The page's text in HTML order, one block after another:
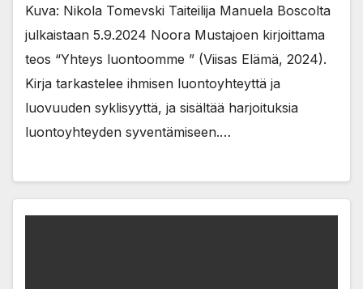
Kuva: Nikola Tomevski Taiteilija Manuela Boscolta
julkaistaan 5.9.2024 Noora Mustajoen kirjoittama
teos “Yhteys luontoomme ” (Viisas Elämä, 2024).
Kirja tarkastelee ihmisen luontoyhteyttä ja
luovuuden syklisyyttä, ja sisältää harjoituksia
luontoyhteyden syventämiseen.…